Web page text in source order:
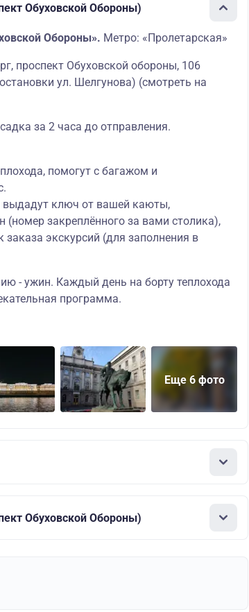
Обуховской Обороны)
Обороны». Метро: «Пролетарская»
проспект Обуховской обороны, 106
ул. Шелгунова) (смотреть на
за 2 часа до отправления.
помогут с багажом и
выдадут ключ от вашей каюты,
(номер закреплённого за вами столика),
заказа экскурсий (для заполнения в
- ужин. Каждый день на борту теплохода
программа.
Еще 6 фото
Обуховской Обороны)